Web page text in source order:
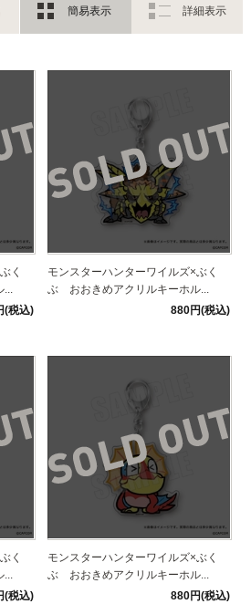
簡易表示 詳細表示
く
...
(税込)
モンスターハンターワイルズ×ぶく
ぶ おおきめアクリルキーホル...
880円(税込)
く
...
(税込)
モンスターハンターワイルズ×ぶく
ぶ おおきめアクリルキーホル...
880円(税込)